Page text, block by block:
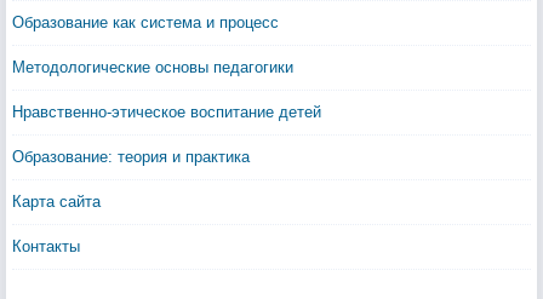
Образование как система и процесс
Методологические основы педагогики
Нравственно-этическое воспитание детей
Образование: теория и практика
Карта сайта
Контакты